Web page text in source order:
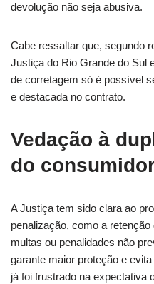
devolução não seja abusiva.
Cabe ressaltar que, segundo
Justiça do Rio Grande do Sul
de corretagem só é possível
e destacada no contrato.
Vedação à
do
A Justiça tem sido clara ao
penalização, como a
multas ou penalidades não
garante maior proteção e
já foi frustrado na expectativa